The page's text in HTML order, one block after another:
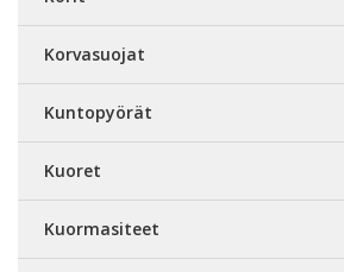
Korvasuojat
Kuntopyörät
Kuoret
Kuormasiteet